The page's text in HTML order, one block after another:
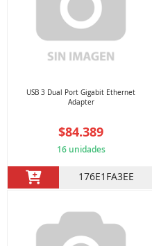
USB 3 Dual Port Gigabit Ethernet
Adapter
$84.389
16 unidades
176E1FA3EE